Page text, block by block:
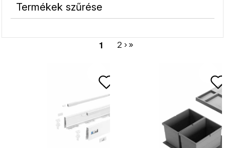
termékek szűrése
2 › »